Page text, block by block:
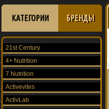
КАТЕГОРИИ БРЕНДЫ
21st Century
4+ Nutrition
7 Nutrition
Activevites
ActivLab